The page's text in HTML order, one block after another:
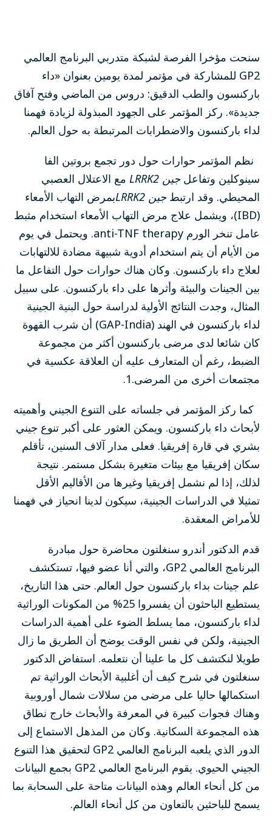
سنحت مؤخرا الفرصة لشبكة متدربي البرنامج العالمي
GP2 للمشاركة في مؤتمر لمدة يومين بعنوان
«داء
باركنسون والطب الدقيق: دروس من الماضي وفتح آفاق
جديدة». ركز المؤتمر على الجهود المبذولة لزيادة فهمنا
لداء باركنسون والاضطرابات المرتبطة به حول العالم.
نظم المؤتمر حوارات حول دور تجمع بروتين الفا
سينوكلين وتفاعل جين LRRK2
مع الاعتلال العصبي
المحيطي. وقد ارتبط جين LRRK2
بمرض التهاب الأمعاء
(IBD)، ويشمل علاج مرض التهاب الأمعاء استخدام مثبط
عامل تنخر الورم anti-TNF therapy. ويحتمل في يوم
من الأيام أن يتم استخدام أدوية شبيهة مضادة للالتهابات
لعلاج داء باركنسون. وكان هناك حوارات حول التفاعل ما
بين الجينات والبيئة وأثرها على داء باركنسون. على سبيل
المثال، وجدت النتائج الأولية لدراسة حول البنية الجينية
لداء باركنسون في الهند (GAP-India) أن شرب القهوة
كان شائعا لدى مرضى باركنسون أكثر من مجموعة
الضبط، رغم أن المتعارف عليه أن العلاقة عكسية في
مجتمعات أخرى من المرضى.1
.
كما ركز المؤتمر في جلساته على التنوع الجيني وأهميته
لأبحاث داء باركنسون. ويمكن العثور على أكبر تنوع جيني
بشري في قارة إفريقيا. فعلى مدار آلاف السنين، تأقلم
سكان إفريقيا مع بيئات متغيرة بشكل مستمر. نتيجة
لذلك، إذا لم نشمل إفريقيا وغيرها من الأقاليم الأقل
تمثيلا في الدراسات الجينية، سيكون لدينا انحياز في فهمنا
للأمراض المعقدة.
قدم الدكتور أندرو سنغلتون محاضرة حول مبادرة
البرنامج العالمي GP2، والتي أنا عضو فيها، تستكشف
علم جينات بداء باركنسون حول العالم. حتى هذا التاريخ،
يستطيع الباحثون أن يفسروا 25% من المكونات الوراثية
لداء باركنسون، مما يسلط الضوء على أهمية الدراسات
الجينية، ولكن في نفس الوقت يوضح أن الطريق ما زال
طويلا لنكتشف كل ما علينا أن نتعلمه. استفاض الدكتور
سنغلتون في شرح كيف أن أغلبية الأبحاث الوراثية تم
استكمالها حاليا على مرضى من سلالات شمال أوروبية
وهناك فجوات كبيرة في المعرفة والأبحاث خارج نطاق
هذه المجموعة السكانية. وكان من المذهل الاستماع إلى
الدور الذي يلعبه البرنامج العالمي GP2 لتحقيق هذا التنوع
الجيني الحيوي. يقوم البرنامج العالمي GP2 بجمع البيانات
من كل أنحاء العالم وهذه البيانات متاحة على السحابة بما
يسمح للباحثين بالتعاون من كل أنحاء العالم.